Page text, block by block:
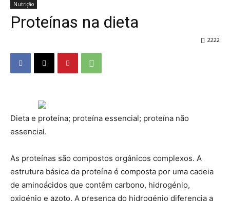
Nutrição
Proteínas na dieta
2222
Dieta e proteína; proteína essencial; proteína não
essencial.
As proteínas são compostos orgânicos complexos. A
estrutura básica da proteína é composta por uma cadeia
de aminoácidos que contêm carbono, hidrogénio,
oxigénio e azoto. A presença do hidrogénio diferencia a